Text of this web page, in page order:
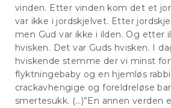
vinden. Etter vinden kom det et
var ikke i jordskjelvet. Etter
men Gud var ikke i ilden. Og etter
hvisken. Det var Guds hvisken. I
hviskende stemme der vi minst
flyktningebaby og en hjemløs
crackavhengige og foreldreløse
smertesukk. (…)”En annen verden